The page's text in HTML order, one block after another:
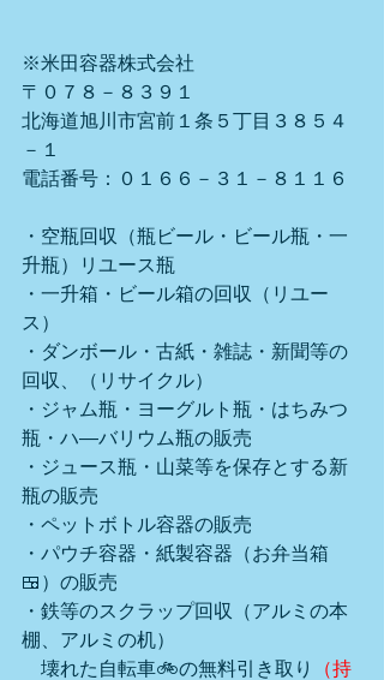
※米田容器株式会社
〒０７８－８３９１
北海道旭川市宮前１条５丁目３８５４
－１
電話番号：０１６６－３１－８１１６
・空瓶回収（瓶ビール・ビール瓶・一
升瓶）リユース瓶
・一升箱・ビール箱の回収（リユー
ス）
・ダンボール・古紙・雑誌・新聞等の
回収、（リサイクル）
・ジャム瓶・ヨーグルト瓶・はちみつ
瓶・ハ―バリウム瓶の販売
・ジュース瓶・山菜等を保存とする新
瓶の販売
・ペットボトル容器の販売
・パウチ容器・紙製容器（お弁当箱
🍱）の販売
・鉄等のスクラップ回収（アルミの本
棚、アルミの机）
壊れた自転車🚲の無料引き取り
（持